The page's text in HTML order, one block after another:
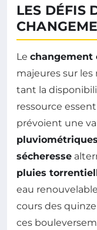
LES DÉFIS
Le changement
majeures sur les
tant la
ressource
prévoient une
pluviométriques
sécheresse
pluies
eau
cours des
ces